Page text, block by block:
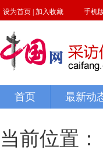
当前位置：